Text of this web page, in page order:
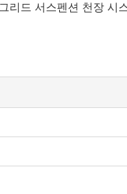
리드 서스펜션 천장 시